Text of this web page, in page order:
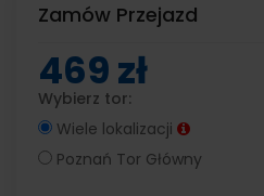
Zamów Przejazd
469 zł
Wybierz tor:
Wiele lokalizacji
Poznań Tor Główny